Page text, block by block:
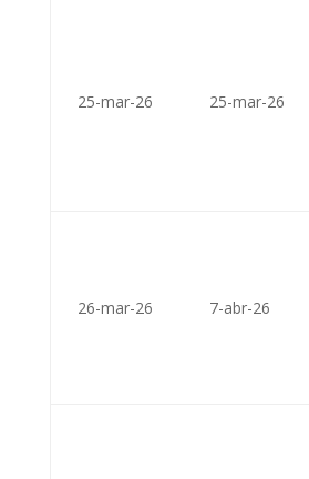
25-mar-26 25-mar-26
26-mar-26 7-abr-26